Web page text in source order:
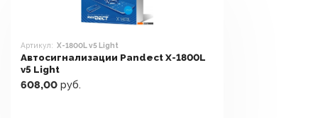
Артикул: X-1800L v5 Light
Автосигнализации Pandect X-1800L
v5 Light
608,00 руб.